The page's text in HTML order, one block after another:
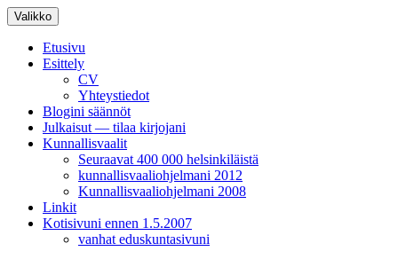
Siirry
sisältöön
Valikko
Etusivu
Esittely
CV
Yhteystiedot
Blogini säännöt
Julkaisut — tilaa kirjojani
Kunnallisvaalit
Seuraavat 400 000 helsinkiläistä
kunnallisvaaliohjelmani 2012
Kunnallisvaaliohjelmani 2008
Linkit
Kotisivuni ennen 1.5.2007
vanhat eduskuntasivuni